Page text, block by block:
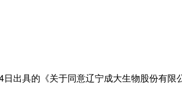
出具的《关于同意辽宁成大生物股份有限